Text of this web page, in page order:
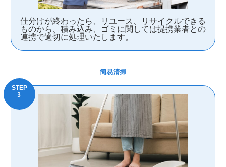
仕分けが終わったら、リユース、リサイクルできる
ものから、積み込み、ゴミに関しては提携業者との
連携で適切に処理いたします。
簡易清掃